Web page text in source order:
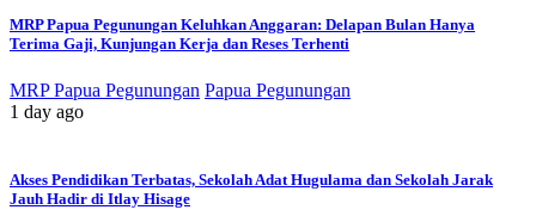
MRP Papua Pegunungan Keluhkan Anggaran: Delapan Bulan Hanya
Terima Gaji, Kunjungan Kerja dan Reses Terhenti
MRP Papua Pegunungan Papua Pegunungan
1 day ago
Akses Pendidikan Terbatas, Sekolah Adat Hugulama dan Sekolah Jarak
Jauh Hadir di Itlay Hisage